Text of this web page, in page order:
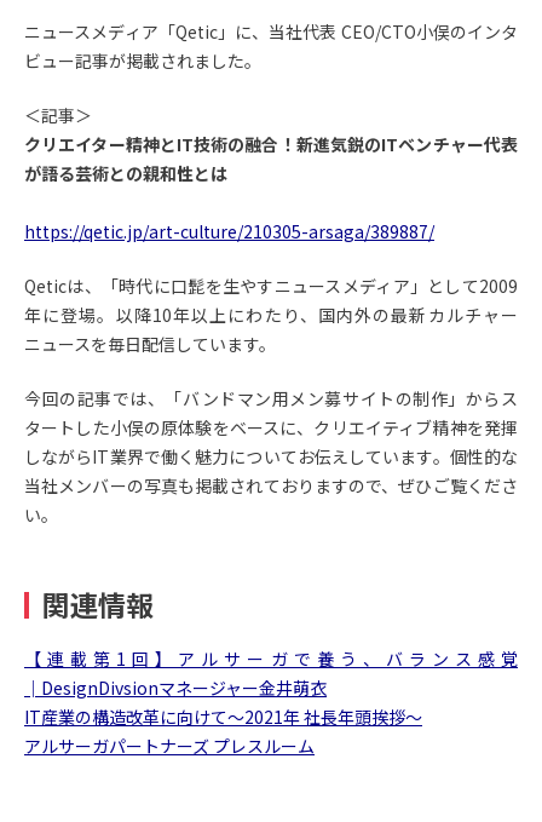
ニュースメディア「Qetic」に、当社代表 CEO/CTO小俣のインタ
ビュー記事が掲載されました。
＜記事＞
クリエイター精神とIT技術の融合！新進気鋭のITベンチャー代表
が語る芸術との親和性とは
https://qetic.jp/art-culture/210305-arsaga/389887/
Qeticは、「時代に口髭を生やすニュースメディア」として2009
年に登場。以降10年以上にわたり、国内外の最新カルチャー
ニュースを毎日配信しています。
今回の記事では、「バンドマン用メン募サイトの制作」からス
タートした小俣の原体験をベースに、クリエイティブ精神を発揮
しながらIT業界で働く魅力についてお伝えしています。個性的な
当社メンバーの写真も掲載されておりますので、ぜひご覧くださ
い。
関連情報
【連載第1回】アルサーガで養う、バランス感覚
│DesignDivsionマネージャー金井萌衣
IT産業の構造改革に向けて～2021年 社長年頭挨拶～
アルサーガパートナーズ プレスルーム